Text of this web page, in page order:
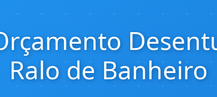
Ralo de Banheiro